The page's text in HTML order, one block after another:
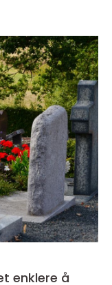
enklere å